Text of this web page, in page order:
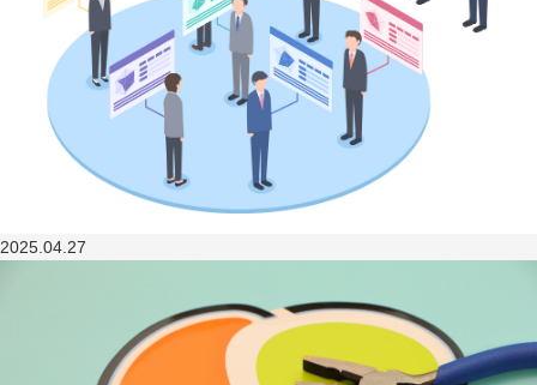
2025.04.27